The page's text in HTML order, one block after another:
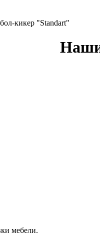
кикер "Standart"
мебели.